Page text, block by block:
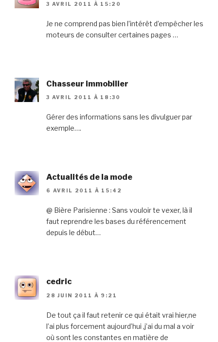
3 AVRIL 2011 À 15:20
Je ne comprend pas bien l’intérêt d’empêcher les
moteurs de consulter certaines pages …
Chasseur immobilier
3 AVRIL 2011 À 18:30
Gérer des informations sans les divulguer par
exemple….
Actualités de la mode
6 AVRIL 2011 À 15:42
@ Bière Parisienne : Sans vouloir te vexer, là il
faut reprendre les bases du référencement
depuis le début…
cedric
28 JUIN 2011 À 9:21
De tout ça il faut retenir ce qui était vrai hier,ne
l’ai plus forcement aujourd’hui ,j’ai du mal a voir
où sont les constantes en matière de